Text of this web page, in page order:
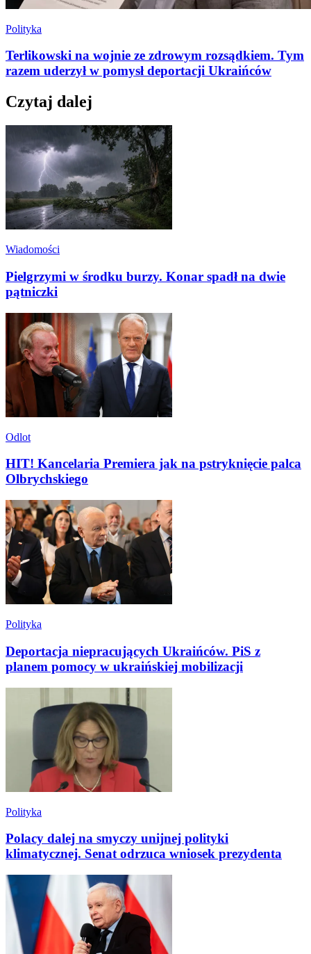
Polityka
Terlikowski na wojnie ze zdrowym rozsądkiem. Tym
razem uderzył w pomysł deportacji Ukraińców
Czytaj dalej
Wiadomości
Pielgrzymi w środku burzy. Konar spadł na dwie
pątniczki
Odlot
HIT! Kancelaria Premiera jak na pstryknięcie palca
Olbrychskiego
Polityka
Deportacja niepracujących Ukraińców. PiS z
planem pomocy w ukraińskiej mobilizacji
Polityka
Polacy dalej na smyczy unijnej polityki
klimatycznej. Senat odrzuca wniosek prezydenta